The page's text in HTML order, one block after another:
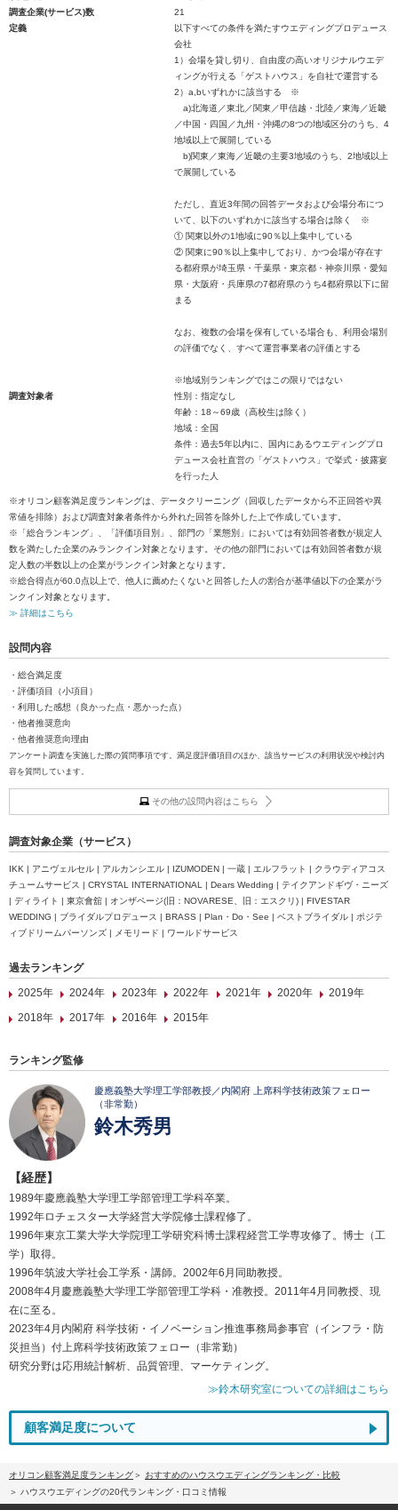
調査企業(サービス)数
21
定義
以下すべての条件を満たすウエディングプロデュース
会社
1）会場を貸し切り、自由度の高いオリジナルウエデ
ィングが行える「ゲストハウス」を自社で運営する
2）a,bいずれかに該当する ※
a)北海道／東北／関東／甲信越・北陸／東海／近畿
／中国・四国／九州・沖縄の8つの地域区分のうち、4
地域以上で展開している
b)関東／東海／近畿の主要3地域のうち、2地域以上
で展開している
ただし、直近3年間の回答データおよび会場分布につ
いて、以下のいずれかに該当する場合は除く ※
① 関東以外の1地域に90％以上集中している
② 関東に90％以上集中しており、かつ会場が存在す
る都府県が埼玉県・千葉県・東京都・神奈川県・愛知
県・大阪府・兵庫県の7都府県のうち4都府県以下に留
まる
なお、複数の会場を保有している場合も、利用会場別
の評価でなく、すべて運営事業者の評価とする
※地域別ランキングではこの限りではない
調査対象者
性別：指定なし
年齢：18～69歳（高校生は除く）
地域：全国
条件：過去5年以内に、国内にあるウエディングプロ
デュース会社直営の「ゲストハウス」で挙式・披露宴
を行った人
※オリコン顧客満足度ランキングは、データクリーニング（回収したデータから不正回答や異
常値を排除）および調査対象者条件から外れた回答を除外した上で作成しています。
※「総合ランキング」、「評価項目別」、部門の「業態別」においては有効回答者数が規定人
数を満たした企業のみランクイン対象となります。その他の部門においては有効回答者数が規
定人数の半数以上の企業がランクイン対象となります。
※総合得点が60.0点以上で、他人に薦めたくないと回答した人の割合が基準値以下の企業がラ
ンクイン対象となります。
≫ 詳細はこちら
設問内容
・総合満足度
・評価項目（小項目）
・利用した感想（良かった点・悪かった点）
・他者推奨意向
・他者推奨意向理由
アンケート調査を実施した際の質問事項です。満足度評価項目のほか、該当サービスの利用状況や検討内
容を質問しています。
その他の設問内容はこちら
調査対象企業（サービス）
IKK | アニヴェルセル | アルカンシエル | IZUMODEN | 一蔵 | エルフラット | クラウディアコス
チュームサービス | CRYSTAL INTERNATIONAL | Dears Wedding | テイクアンドギヴ・ニーズ
| ディライト | 東京會舘 | オンザページ(旧：NOVARESE、旧：エスクリ) | FIVESTAR
WEDDING | ブライダルプロデュース | BRASS | Plan・Do・See | ベストブライダル | ポジテ
ィブドリームパーソンズ | メモリード | ワールドサービス
過去ランキング
2025年
2024年 2023年 2022年 2021年 2020年
2019年
2018年
2017年 2016年 2015年
ランキング監修
慶應義塾大学理工学部教授／内閣府 上席科学技術政策フェロー
（非常勤）
鈴木秀男
【経歴】
1989年慶應義塾大学理工学部管理工学科卒業。
1992年ロチェスター大学経営大学院修士課程修了。
1996年東京工業大学大学院理工学研究科博士課程経営工学専攻修了。博士（工
学）取得。
1996年筑波大学社会工学系・講師。2002年6月同助教授。
2008年4月慶應義塾大学理工学部管理工学科・准教授。2011年4月同教授、現
在に至る。
2023年4月内閣府 科学技術・イノベーション推進事務局参事官（インフラ・防
災担当）付上席科学技術政策フェロー（非常勤）
研究分野は応用統計解析、品質管理、マーケティング。
≫鈴木研究室についての詳細はこちら
顧客満足度について
オリコン顧客満足度ランキング
おすすめのハウスウエディングランキング・比較
ハウスウエディングの20代ランキング・口コミ情報